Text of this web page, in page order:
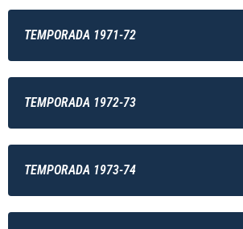
TEMPORADA 1971-72
TEMPORADA 1972-73
TEMPORADA 1973-74